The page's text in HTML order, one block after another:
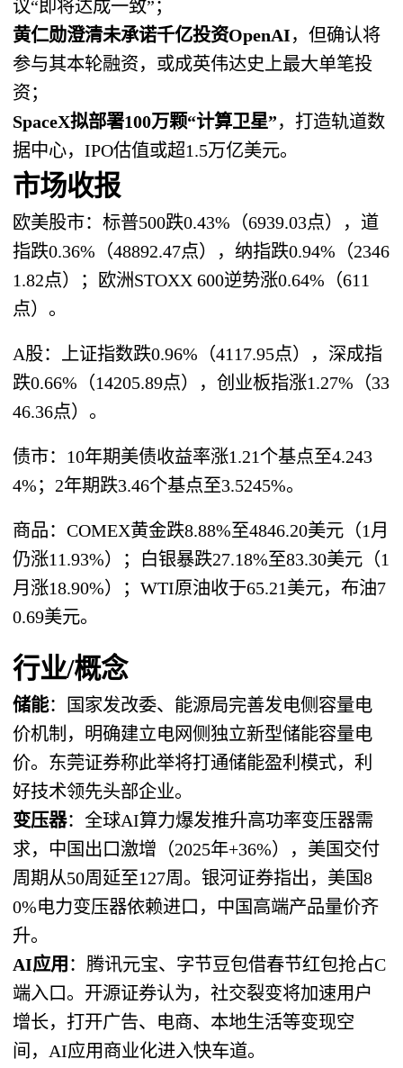
议“即将达成一致”；
黄仁勋澄清未承诺千亿投资OpenAI，但确认将
参与其本轮融资，或成英伟达史上最大单笔投
资；
SpaceX拟部署100万颗“计算卫星”，打造轨道数
据中心，IPO估值或超1.5万亿美元。
市场收报
欧美股市：标普500跌0.43%（6939.03点），道
指跌0.36%（48892.47点），纳指跌0.94%（2346
1.82点）；欧洲STOXX 600逆势涨0.64%（611
点）。
A股：上证指数跌0.96%（4117.95点），深成指
跌0.66%（14205.89点），创业板指涨1.27%（33
46.36点）。
债市：10年期美债收益率涨1.21个基点至4.243
4%；2年期跌3.46个基点至3.5245%。
商品：COMEX黄金跌8.88%至4846.20美元（1月
仍涨11.93%）；白银暴跌27.18%至83.30美元（1
月涨18.90%）；WTI原油收于65.21美元，布油7
0.69美元。
行业/概念
储能：国家发改委、能源局完善发电侧容量电
价机制，明确建立电网侧独立新型储能容量电
价。东莞证券称此举将打通储能盈利模式，利
好技术领先头部企业。
变压器：全球AI算力爆发推升高功率变压器需
求，中国出口激增（2025年+36%），美国交付
周期从50周延至127周。银河证券指出，美国8
0%电力变压器依赖进口，中国高端产品量价齐
升。
AI应用 ：腾讯元宝、字节豆包借春节红包抢占C
端入口。开源证券认为，社交裂变将加速用户
增长，打开广告、电商、本地生活等变现空
间，AI应用商业化进入快车道。